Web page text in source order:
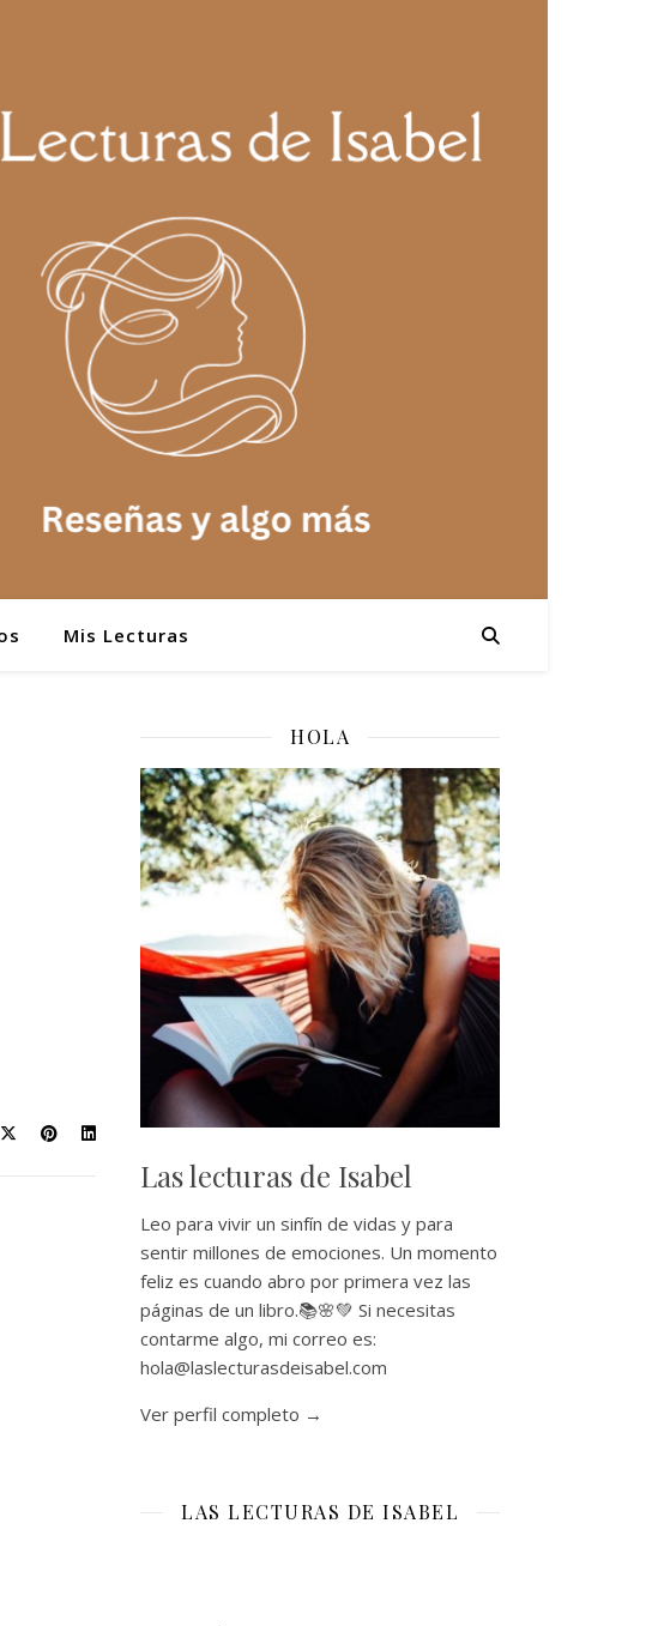
Mis Lecturas
HOLA
Las lecturas de Isabel
Leo para vivir un sinfín de vidas y para
sentir millones de emociones. Un momento
feliz es cuando abro por primera vez las
páginas de un libro.📚🌸💚 Si necesitas
contarme algo, mi correo es:
hola@laslecturasdeisabel.com
Ver perfil completo →
LAS LECTURAS DE ISABEL